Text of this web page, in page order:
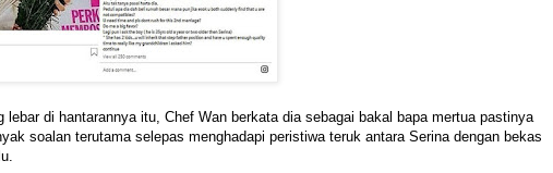
lebar di hantarannya itu, Chef Wan berkata dia sebagai bakal bapa mertua pastinya
soalan terutama selepas menghadapi peristiwa teruk antara Serina dengan bekas